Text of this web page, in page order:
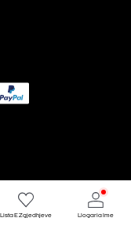
Lista E Zgjedhjeve Llogaria Ime